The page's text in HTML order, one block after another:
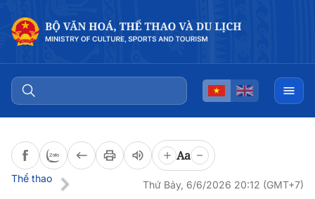
Aa
Thể thao
Thứ Bảy, 6/6/2026 20:12 (GMT+7)
Đọc bài